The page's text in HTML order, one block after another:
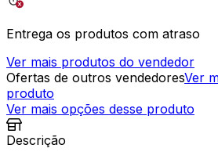
Entrega os produtos com atraso
Ver mais produtos do vendedor
Ofertas de outros vendedoresVer
produto
Ver mais opções desse produto
Descrição